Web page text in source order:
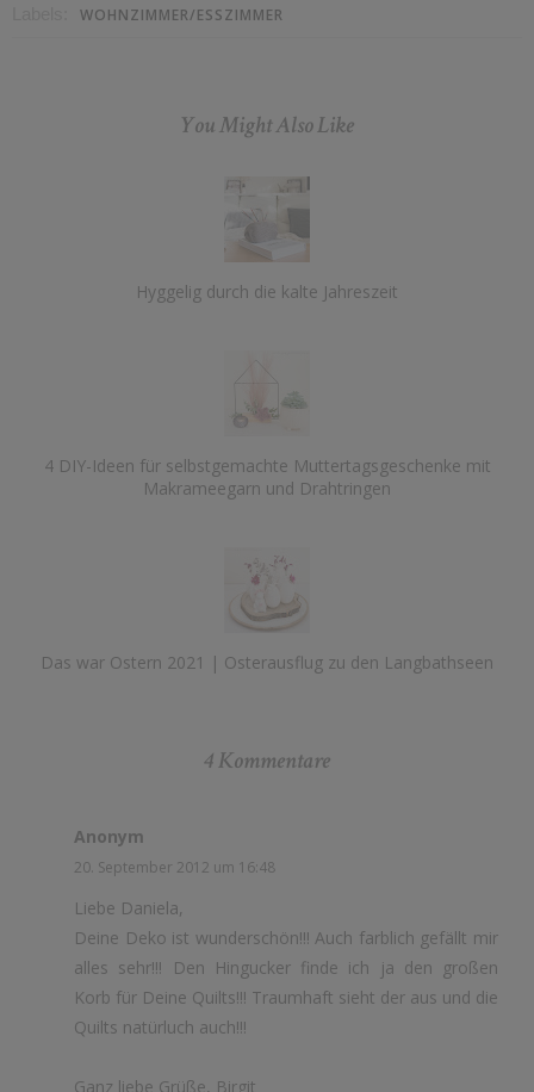
WOHNZIMMER/ESSZIMMER
You Might Also Like
Hyggelig durch die kalte Jahreszeit
4 DIY-Ideen für selbstgemachte Muttertagsgeschenke mit
Makrameegarn und Drahtringen
Das war Ostern 2021 | Osterausflug zu den Langbathseen
4 Kommentare
Anonym
20. September 2012 um 16:48
Liebe Daniela,
Deine Deko ist wunderschön!!! Auch farblich gefällt mir
alles sehr!!! Den Hingucker finde ich ja den großen
Korb für Deine Quilts!!! Traumhaft sieht der aus und die
Quilts natürluch auch!!!
Ganz liebe Grüße, Birgit